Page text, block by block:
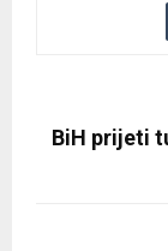
BiH prijeti